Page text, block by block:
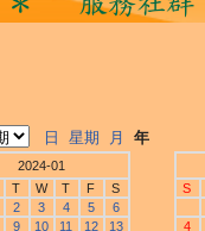
日 星期 月 年
2024-01
T W T F
S
2 3 4 5
6
9 10 11 12
13
S
4